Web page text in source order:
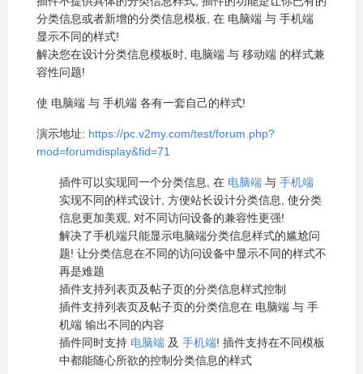
分类信息或者新增的分类信息模板, 在 电脑端 与 手机端
显示不同的样式!
解决您在设计分类信息模板时, 电脑端 与 移动端 的样式兼
容性问题!
使 电脑端 与 手机端 各有一套自己的样式!
演示地址: https://pc.v2my.com/test/forum.php?
mod=forumdisplay&fid=71
插件可以实现同一个分类信息, 在 电脑端 与 手机端
实现不同的样式设计, 方便站长设计分类信息, 使分类
信息更加美观, 对不同访问设备的兼容性更强!
解决了手机端只能显示电脑端分类信息样式的尴尬问
题! 让分类信息在不同的访问设备中显示不同的样式不
再是难题
插件支持列表页及帖子页的分类信息样式控制
插件支持列表页及帖子页的分类信息在 电脑端 与 手
机端 输出不同的内容
插件同时支持 电脑端 及 手机端! 插件支持在不同模板
中都能随心所欲的控制分类信息的样式